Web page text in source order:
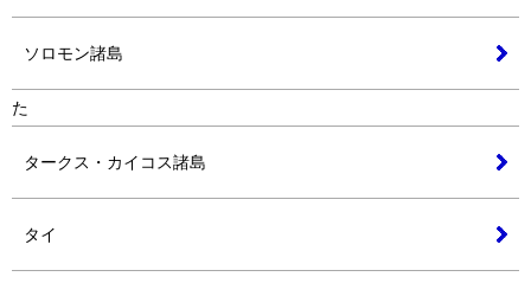
ソロモン諸島
た
タークス・カイコス諸島
タイ